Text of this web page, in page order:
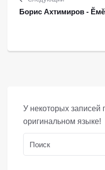
Борис Ахтимиров -
У некоторых записей
оригинальном языке!